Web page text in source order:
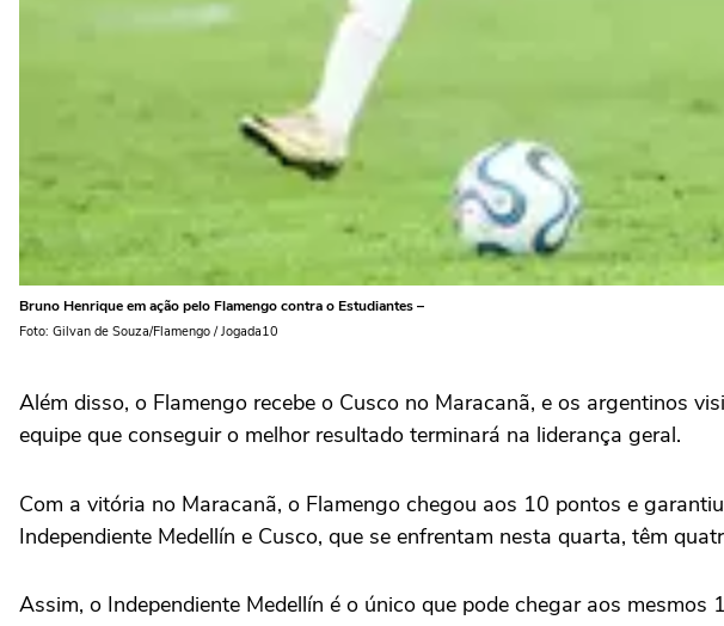
Bruno Henrique em ação pelo Flamengo contra o Estudiantes –
Foto: Gilvan de Souza/Flamengo / Jogada10
Além disso, o Flamengo recebe o Cusco no Maracanã, e os argentinos
equipe que conseguir o melhor resultado terminará na liderança geral.
Com a vitória no Maracanã, o Flamengo chegou aos 10 pontos e
Independiente Medellín e Cusco, que se enfrentam nesta quarta, têm
Assim, o Independiente Medellín é o único que pode chegar aos